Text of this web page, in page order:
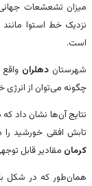
نزدیک خط استوا
است.
شهرستان دهلران
چگونه می‌توان از
نتایج آن‌ها نشان داد
تابش افقی خورشید را
کرمان مقادیر قابل
همان‌طور که در شکل